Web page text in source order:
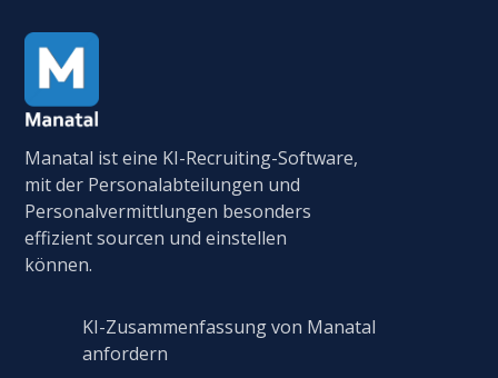
Manatal ist eine KI-Recruiting-Software,
mit der Personalabteilungen und
Personalvermittlungen besonders
effizient sourcen und einstellen
können.
KI-Zusammenfassung von Manatal
anfordern